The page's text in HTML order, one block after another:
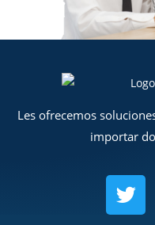
Les ofrecemos
importar